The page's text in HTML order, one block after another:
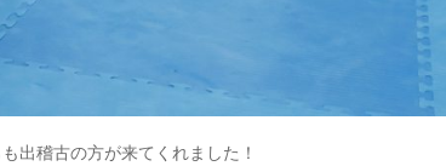
出稽古の方が来てくれました！